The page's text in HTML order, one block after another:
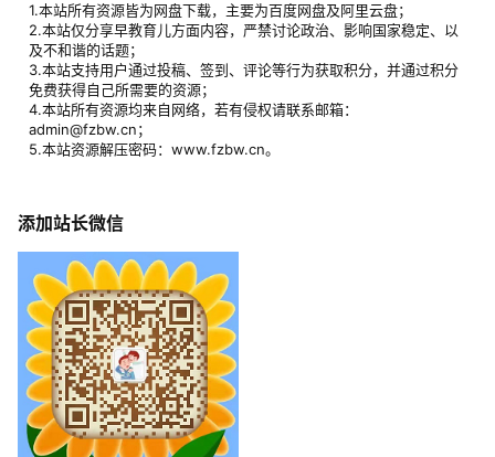
1.本站所有资源皆为网盘下载，主要为百度网盘及阿里云盘；
2.本站仅分享早教育儿方面内容，严禁讨论政治、影响国家稳定、以
及不和谐的话题；
3.本站支持用户通过投稿、签到、评论等行为获取积分，并通过积分
免费获得自己所需要的资源；
4.本站所有资源均来自网络，若有侵权请联系邮箱：
admin@fzbw.cn；
5.本站资源解压密码：www.fzbw.cn。
添加站长微信